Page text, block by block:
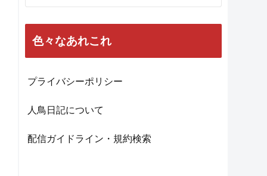
色々なあれこれ
プライバシーポリシー
人鳥日記について
配信ガイドライン・規約検索